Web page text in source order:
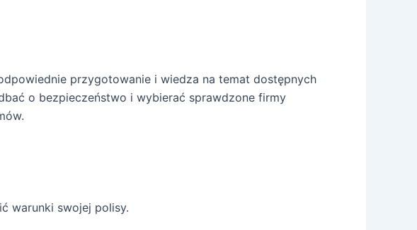
przygotowanie i wiedza na temat dostępnych
o bezpieczeństwo i wybierać sprawdzone firmy
warunki swojej polisy.